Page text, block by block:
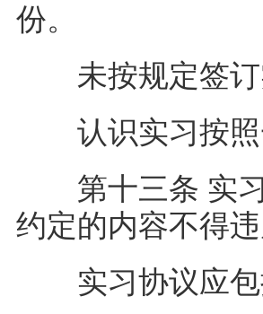
份。
未按规定签订
认识实习按照
第十三条 实习
约定的内容不得
实习协议应包